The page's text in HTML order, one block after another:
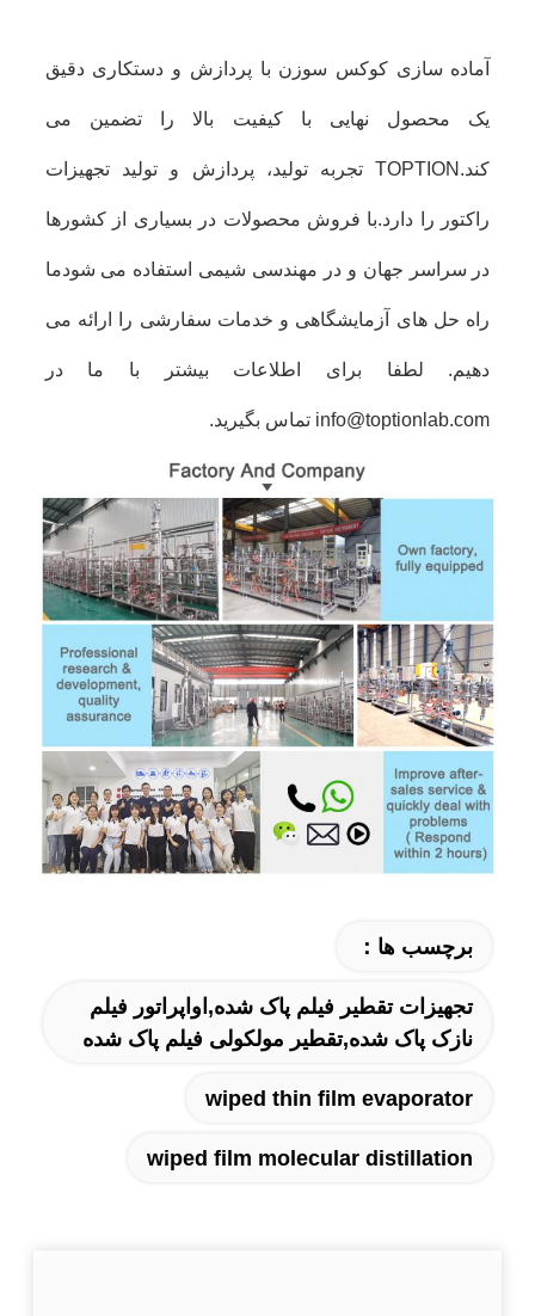
آماده سازی کوکس سوزن با پردازش و دستکاری دقیق
یک محصول نهایی با کیفیت بالا را تضمین می
کند.TOPTION تجربه تولید، پردازش و تولید تجهیزات
راکتور را دارد.با فروش محصولات در بسیاری از کشورها
در سراسر جهان و در مهندسی شیمی استفاده می شودما
راه حل های آزمایشگاهی و خدمات سفارشی را ارائه می
دهیم. لطفا برای اطلاعات بیشتر با ما در
info@toptionlab.com تماس بگیرید.
برچسب ها：
تجهیزات تقطیر فیلم پاک شده,اواپراتور فیلم
نازک پاک شده,تقطیر مولکولی فیلم پاک شده
wiped thin film evaporator
wiped film molecular distillation